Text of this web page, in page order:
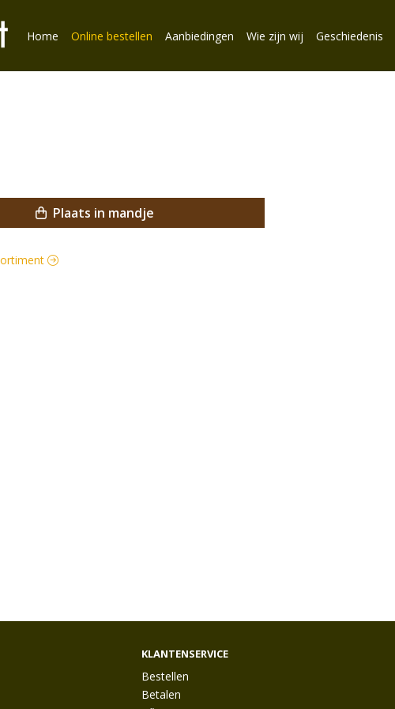
Home Online bestellen Aanbiedingen Wie zijn wij Geschiedenis
Plaats in mandje
KLANTENSERVICE
Bestellen
Betalen